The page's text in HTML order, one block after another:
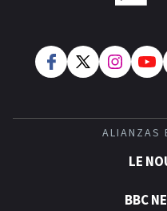
ALIANZAS
LE
BBC